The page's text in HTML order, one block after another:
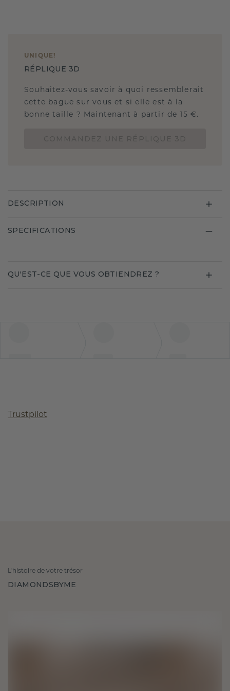
UNIQUE !
RÉPLIQUE 3D
Souhaitez-vous savoir à quoi ressemblerait
cette bague sur vous et si elle est à la
bonne taille ? Maintenant à partir de 15 €.
DESCRIPTION
SPECIFICATIONS
QU'EST-CE QUE VOUS OBTIENDREZ ?
Trustpilot
L'histoire de votre trésor
DIAMONDSBYME